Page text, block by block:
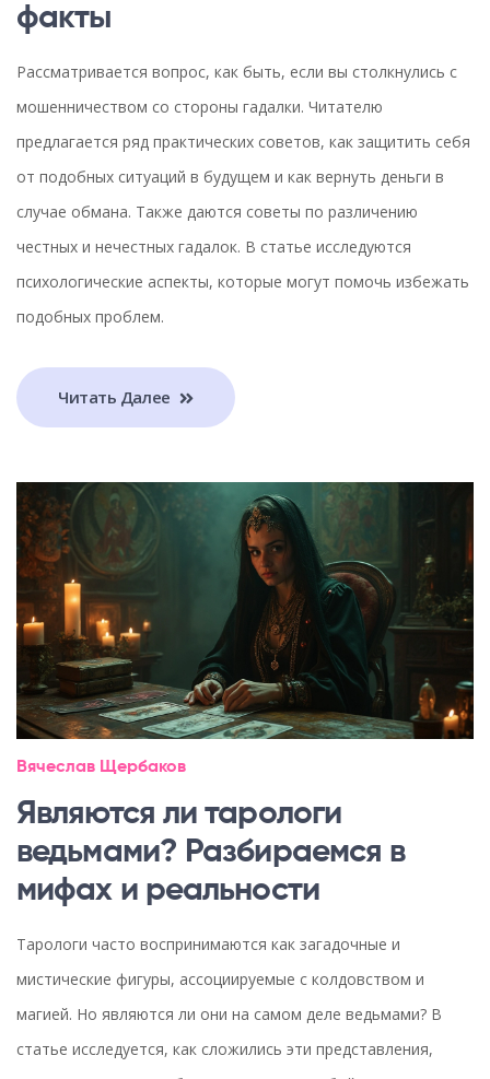
факты
Рассматривается вопрос, как быть, если вы столкнулись с
мошенничеством со стороны гадалки. Читателю
предлагается ряд практических советов, как защитить себя
от подобных ситуаций в будущем и как вернуть деньги в
случае обмана. Также даются советы по различению
честных и нечестных гадалок. В статье исследуются
психологические аспекты, которые могут помочь избежать
подобных проблем.
Читать Далее
Вячеслав Щербаков
Являются ли тарологи
ведьмами? Разбираемся в
мифах и реальности
Тарологи часто воспринимаются как загадочные и
мистические фигуры, ассоциируемые с колдовством и
магией. Но являются ли они на самом деле ведьмами? В
статье исследуется, как сложились эти представления,